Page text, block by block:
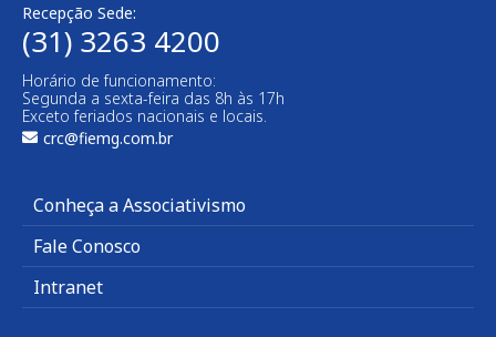
Recepção Sede:
(31) 3263 4200
Horário de funcionamento:
Segunda a sexta-feira das 8h às 17h
Exceto feriados nacionais e locais.
crc@fiemg.com.br
Conheça a Associativismo
Fale Conosco
Intranet